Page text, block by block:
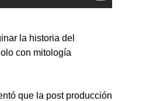
la historia del
con mitología
que la post producción